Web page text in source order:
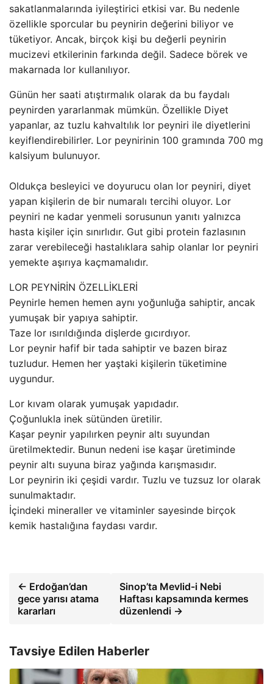
sakatlanmalarında iyileştirici etkisi var. Bu nedenle
özellikle sporcular bu peynirin değerini biliyor ve
tüketiyor. Ancak, birçok kişi bu değerli peynirin
mucizevi etkilerinin farkında değil. Sadece börek ve
makarnada lor kullanılıyor.
Günün her saati atıştırmalık olarak da bu faydalı
peynirden yararlanmak mümkün. Özellikle Diyet
yapanlar, az tuzlu kahvaltılık lor peyniri ile diyetlerini
keyiflendirebilirler. Lor peynirinin 100 gramında 700 mg
kalsiyum bulunuyor.
Oldukça besleyici ve doyurucu olan lor peyniri, diyet
yapan kişilerin de bir numaralı tercihi oluyor. Lor
peyniri ne kadar yenmeli sorusunun yanıtı yalnızca
hasta kişiler için sınırlıdır. Gut gibi protein fazlasının
zarar verebileceği hastalıklara sahip olanlar lor peyniri
yemekte aşırıya kaçmamalıdır.
LOR PEYNİRİN ÖZELLİKLERİ
Peynirle hemen hemen aynı yoğunluğa sahiptir, ancak
yumuşak bir yapıya sahiptir.
Taze lor ısırıldığında dişlerde gıcırdıyor.
Lor peynir hafif bir tada sahiptir ve bazen biraz
tuzludur. Hemen her yaştaki kişilerin tüketimine
uygundur.
Lor kıvam olarak yumuşak yapıdadır.
Çoğunlukla inek sütünden üretilir.
Kaşar peynir yapılırken peynir altı suyundan
üretilmektedir. Bunun nedeni ise kaşar üretiminde
peynir altı suyuna biraz yağında karışmasıdır.
Lor peynirin iki çeşidi vardır. Tuzlu ve tuzsuz lor olarak
sunulmaktadır.
İçindeki mineraller ve vitaminler sayesinde birçok
kemik hastalığına faydası vardır.
← Erdoğan’dan
gece yarısı atama
kararları
Sinop’ta Mevlid-i Nebi
Haftası kapsamında kermes
düzenlendi →
Tavsiye Edilen Haberler